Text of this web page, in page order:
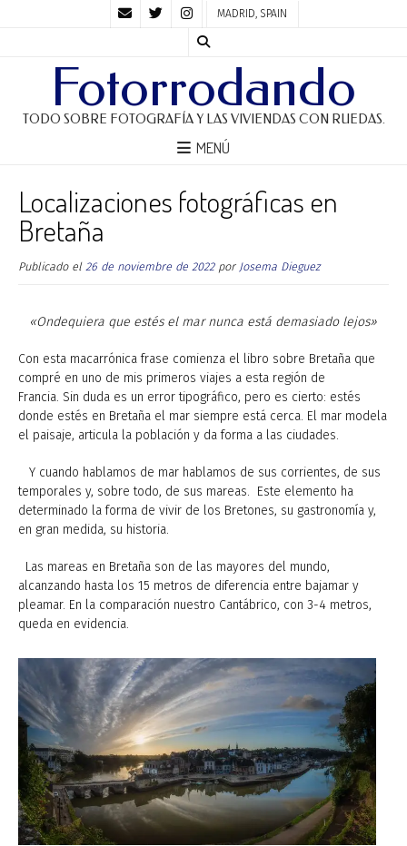
MADRID, SPAIN
Fotorrodando
TODO SOBRE FOTOGRAFÍA Y LAS VIVIENDAS CON RUEDAS.
MENÚ
Localizaciones fotográficas en
Bretaña
Publicado el 26 de noviembre de 2022por Josema Dieguez
«Ondequiera que estés el mar nunca está demasiado lejos»
Con esta macarrónica frase comienza el libro sobre Bretaña que
compré en uno de mis primeros viajes a esta región de
Francia. Sin duda es un error tipográfico, pero es cierto: estés
donde estés en Bretaña el mar siempre está cerca. El mar modela
el paisaje, articula la población y da forma a las ciudades.
Y cuando hablamos de mar hablamos de sus corrientes, de sus
temporales y, sobre todo, de sus mareas. Este elemento ha
determinado la forma de vivir de los Bretones, su gastronomía y,
en gran medida, su historia.
Las mareas en Bretaña son de las mayores del mundo,
alcanzando hasta los 15 metros de diferencia entre bajamar y
pleamar. En la comparación nuestro Cantábrico, con 3-4 metros,
queda en evidencia.